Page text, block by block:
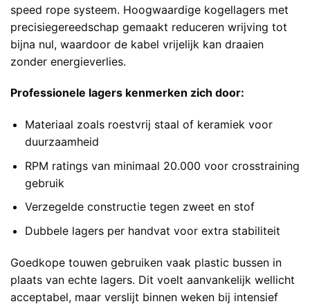
speed rope systeem. Hoogwaardige kogellagers met
precisiegereedschap gemaakt reduceren wrijving tot
bijna nul, waardoor de kabel vrijelijk kan draaien
zonder energieverlies.
Professionele lagers kenmerken zich door:
Materiaal zoals roestvrij staal of keramiek voor
duurzaamheid
RPM ratings van minimaal 20.000 voor crosstraining
gebruik
Verzegelde constructie tegen zweet en stof
Dubbele lagers per handvat voor extra stabiliteit
Goedkope touwen gebruiken vaak plastic bussen in
plaats van echte lagers. Dit voelt aanvankelijk wellicht
acceptabel, maar verslijt binnen weken bij intensief